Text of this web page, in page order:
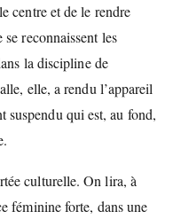
centre et de le rendre
reconnaissent les
la discipline de
elle, a rendu l’appareil
suspendu qui est, au fond,
culturelle. On lira, à
féminine forte, dans une